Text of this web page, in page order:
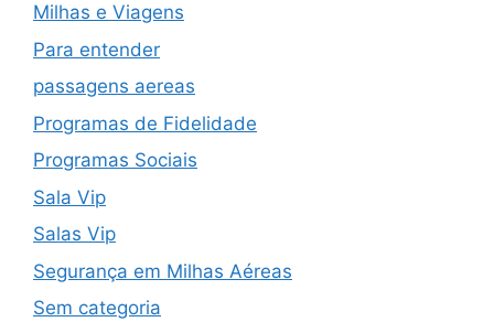
Milhas e Viagens
Para entender
passagens aereas
Programas de Fidelidade
Programas Sociais
Sala Vip
Salas Vip
Segurança em Milhas Aéreas
Sem categoria